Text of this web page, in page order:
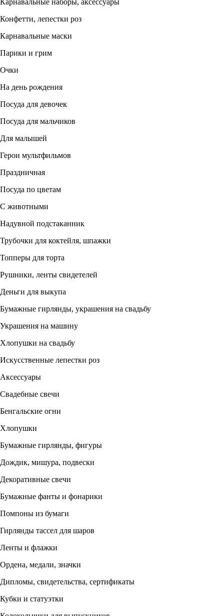
Карнавальные наборы, аксессуары
Конфетти, лепестки роз
Карнавальные маски
Парики и грим
Очки
На день рождения
Посуда для девочек
Посуда для мальчиков
Для малышей
Герои мультфильмов
Праздничная
Посуда по цветам
С животными
Надувной подстаканник
Трубочки для коктейля, шпажки
Топперы для торта
Рушники, ленты свидетелей
Деньги для выкупа
Бумажные гирлянды, украшения на свадьбу
Украшения на машину
Хлопушки на свадьбу
Искусственные лепестки роз
Аксессуары
Свадебные свечи
Бенгальские огни
Хлопушки
Бумажные гирлянды, фигуры
Дождик, мишура, подвески
Декоративные свечи
Бумажные фанты и фонарики
Помпоны из бумаги
Гирлянды тассел для шаров
Ленты и флажки
Ордена, медали, значки
Дипломы, свидетельства, сертификаты
Кубки и статуэтки